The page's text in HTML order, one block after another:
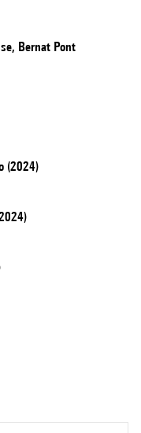
Bernat Pont
(2024)